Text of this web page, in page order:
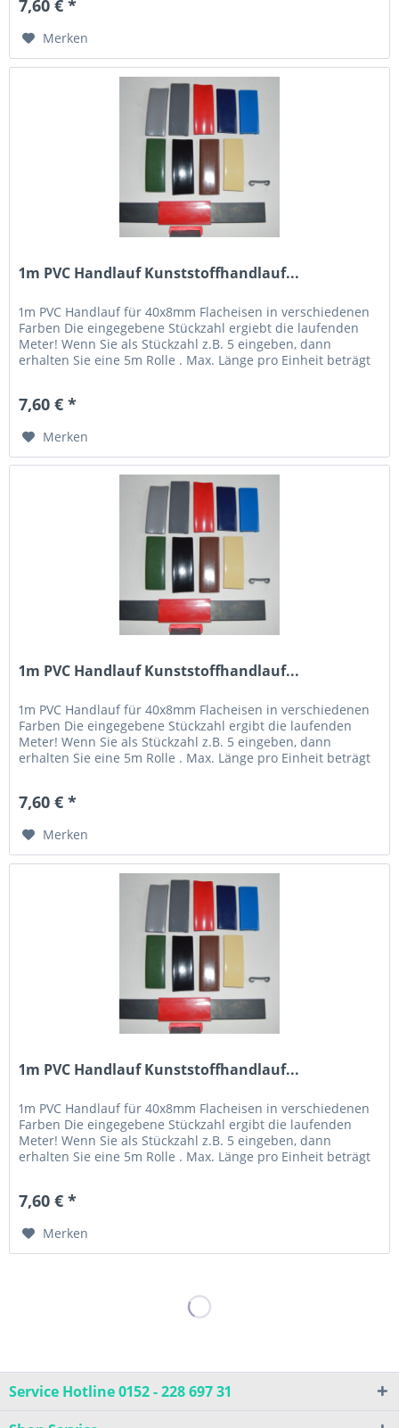
7,60 € *
Merken
1m PVC Handlauf Kunststoffhandlauf...
1m PVC Handlauf für 40x8mm Flacheisen in verschiedenen
Farben Die eingegebene Stückzahl ergiebt die laufenden
Meter! Wenn Sie als Stückzahl z.B. 5 eingeben, dann
erhalten Sie eine 5m Rolle . Max. Länge pro Einheit beträgt
7,60 € *
Merken
1m PVC Handlauf Kunststoffhandlauf...
1m PVC Handlauf für 40x8mm Flacheisen in verschiedenen
Farben Die eingegebene Stückzahl ergibt die laufenden
Meter! Wenn Sie als Stückzahl z.B. 5 eingeben, dann
erhalten Sie eine 5m Rolle . Max. Länge pro Einheit beträgt
7,60 € *
Merken
1m PVC Handlauf Kunststoffhandlauf...
1m PVC Handlauf für 40x8mm Flacheisen in verschiedenen
Farben Die eingegebene Stückzahl ergibt die laufenden
Meter! Wenn Sie als Stückzahl z.B. 5 eingeben, dann
erhalten Sie eine 5m Rolle . Max. Länge pro Einheit beträgt
7,60 € *
Merken
Service Hotline 0152 - 228 697 31